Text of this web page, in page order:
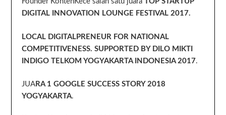
DIGITAL INNOVATION LOUNGE FESTIVAL 2017.
LOCAL DIGITALPRENEUR FOR NATIONAL
COMPETITIVENESS. SUPPORTED BY DILO MIKTI
INDIGO TELKOM YOGYAKARTA INDONESIA 2017.
JUA RA 1 GOOGLE SUCCESS STORY 2018
YOGYAKARTA.